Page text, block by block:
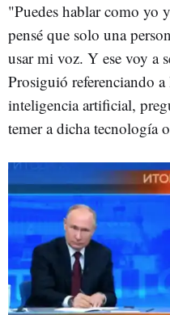
"Puedes hablar como yo
pensé que solo una
usar mi voz. Y ese voy a
Prosiguió referenciando
inteligencia artificial,
temer a dicha tecnología